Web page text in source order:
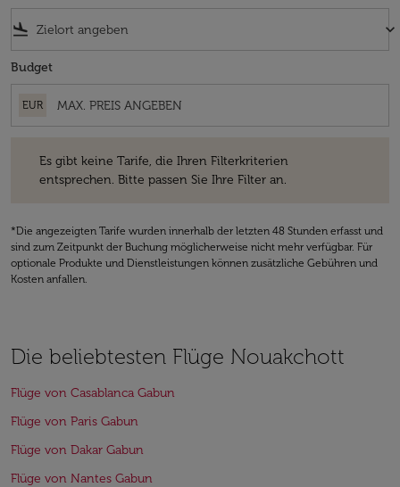
flight_land keyboard_arrow_down
Budget
EUR
Es gibt keine Tarife, die Ihren Filterkriterien
entsprechen. Bitte passen Sie Ihre Filter an.
*Die angezeigten Tarife wurden innerhalb der letzten 48 Stunden erfasst und
sind zum Zeitpunkt der Buchung möglicherweise nicht mehr verfügbar. Für
optionale Produkte und Dienstleistungen können zusätzliche Gebühren und
Kosten anfallen.
Die beliebtesten Flüge Nouakchott
Flüge von Casablanca Gabun
Flüge von Paris Gabun
Flüge von Dakar Gabun
Flüge von Nantes Gabun